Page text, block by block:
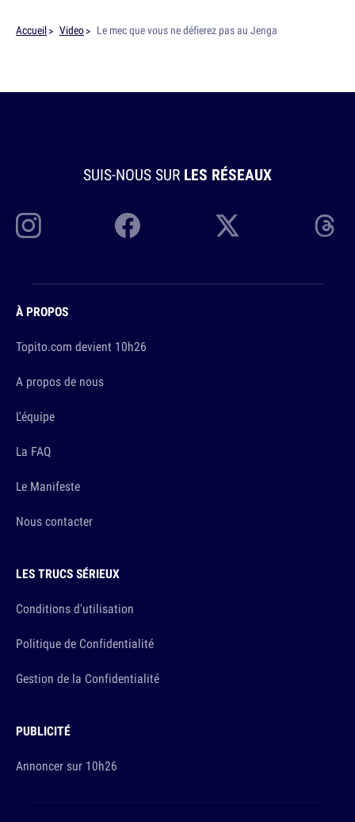
Accueil Video Le mec que vous ne défierez pas au Jenga
SUIS-NOUS SUR LES RÉSEAUX
À PROPOS
Topito.com devient 10h26
A propos de nous
L'équipe
La FAQ
Le Manifeste
Nous contacter
LES TRUCS SÉRIEUX
Conditions d'utilisation
Politique de Confidentialité
Gestion de la Confidentialité
PUBLICITÉ
Annoncer sur 10h26